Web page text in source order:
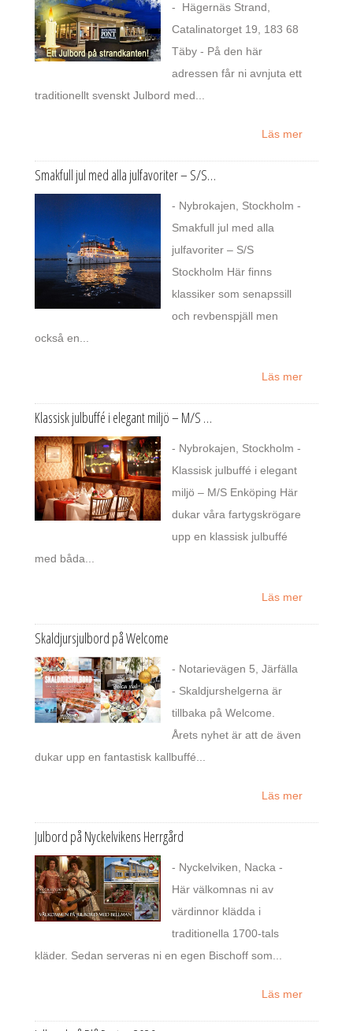
- Hägernäs Strand,
Catalinatorget 19, 183 68
Täby - På den här
adressen får ni avnjuta ett
traditionellt svenskt Julbord med...
Läs mer
Smakfull jul med alla julfavoriter – S/S…
- Nybrokajen, Stockholm -
Smakfull jul med alla
julfavoriter – S/S
Stockholm Här finns
klassiker som senapssill
och revbenspjäll men
också en...
Läs mer
Klassisk julbuffé i elegant miljö – M/S …
- Nybrokajen, Stockholm -
Klassisk julbuffé i elegant
miljö – M/S Enköping Här
dukar våra fartygskrögare
upp en klassisk julbuffé
med båda...
Läs mer
Skaldjursjulbord på Welcome
- Notarievägen 5, Järfälla
- Skaldjurshelgerna är
tillbaka på Welcome.
Årets nyhet är att de även
dukar upp en fantastisk kallbuffé...
Läs mer
Julbord på Nyckelvikens Herrgård
- Nyckelviken, Nacka -
Här välkomnas ni av
värdinnor klädda i
traditionella 1700-tals
kläder. Sedan serveras ni en egen Bischoff som...
Läs mer